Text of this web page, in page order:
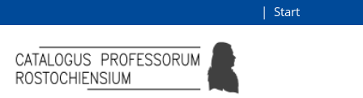
Browsen
direkt zum Inhalt
Start